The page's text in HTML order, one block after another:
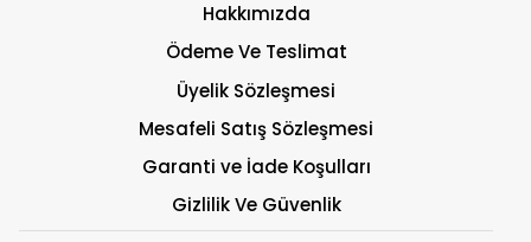
Hakkımızda
Ödeme Ve Teslimat
Üyelik Sözleşmesi
Mesafeli Satış Sözleşmesi
Garanti ve İade Koşulları
Gizlilik Ve Güvenlik